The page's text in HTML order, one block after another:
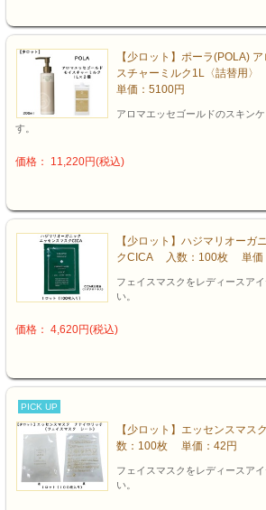
【少ロット】ポーラ(POLA)
スチャーミルク1L〈詰替用〉
単価：5100円
アロマエッセゴールドのスキン
す。
価格： 11,220円(税込)
【少ロット】ハジマリオー
クCICA 入数：100枚 単価
フェイスマスクをレディースア
い。
価格： 4,620円(税込)
PICK UP
【少ロット】エッセンスマ
数：100枚 単価：42円
フェイスマスクをレディースア
い。